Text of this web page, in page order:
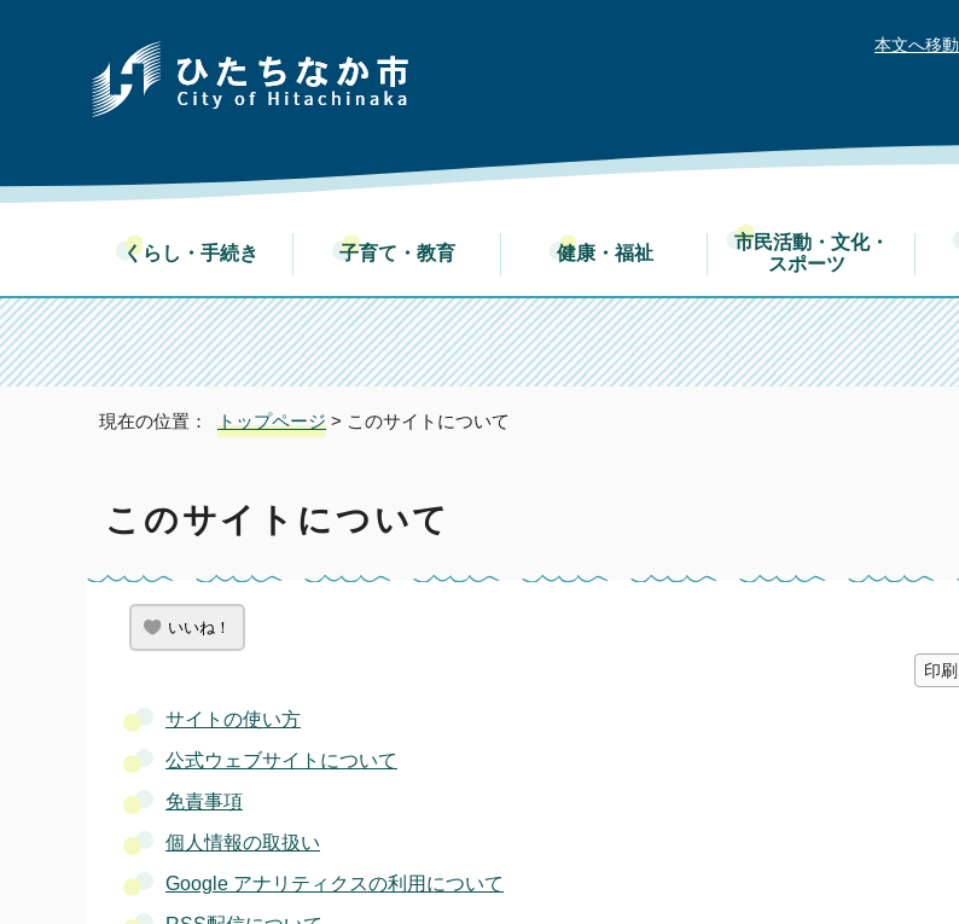
本文へ移動
くらし・手続き 子育て・教育 健康・福祉
市民活動・文化・
スポーツ
現在の位置： トップページ > このサイトについて
このサイトについて
いいね！
印刷
サイトの使い方
公式ウェブサイトについて
免責事項
個人情報の取扱い
Google アナリティクスの利用について